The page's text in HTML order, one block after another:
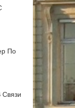
По